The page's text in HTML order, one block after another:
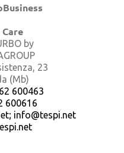
by
23
(Mb)
600463
600616
info@tespi.net